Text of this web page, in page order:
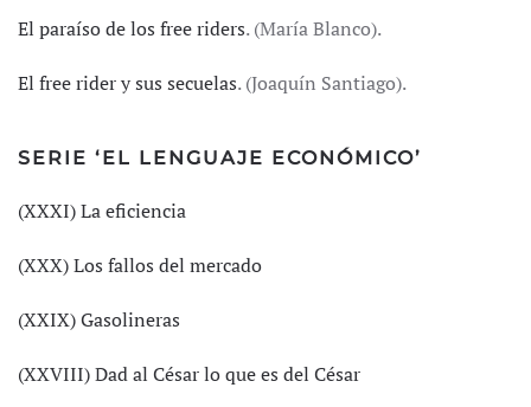
El paraíso de los free riders. (María Blanco).
El free rider y sus secuelas. (Joaquín Santiago).
SERIE ‘EL LENGUAJE ECONÓMICO’
(XXXI) La eficiencia
(XXX) Los fallos del mercado
(XXIX) Gasolineras
(XXVIII) Dad al César lo que es del César